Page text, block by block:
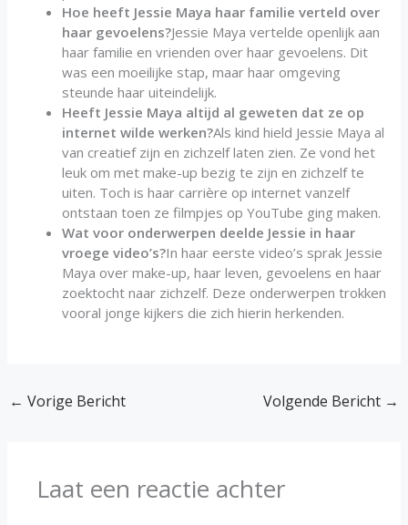
Hoe heeft Jessie Maya haar familie verteld over
haar gevoelens?Jessie Maya vertelde openlijk aan
haar familie en vrienden over haar gevoelens. Dit
was een moeilijke stap, maar haar omgeving
steunde haar uiteindelijk.
Heeft Jessie Maya altijd al geweten dat ze op
internet wilde werken?Als kind hield Jessie Maya al
van creatief zijn en zichzelf laten zien. Ze vond het
leuk om met make-up bezig te zijn en zichzelf te
uiten. Toch is haar carrière op internet vanzelf
ontstaan toen ze filmpjes op YouTube ging maken.
Wat voor onderwerpen deelde Jessie in haar
vroege video’s?In haar eerste video’s sprak Jessie
Maya over make-up, haar leven, gevoelens en haar
zoektocht naar zichzelf. Deze onderwerpen trokken
vooral jonge kijkers die zich hierin herkenden.
← Vorige Bericht Volgende Bericht →
Laat een reactie achter